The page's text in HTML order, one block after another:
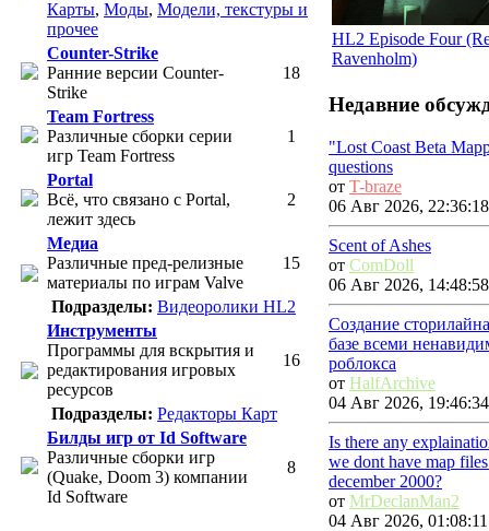
Карты, Моды, Модели, текстуры и
прочее
Counter-Strike
Ранние версии Counter-
Strike
18
Team Fortress
Различные сборки серии
игр Team Fortress
1
Portal
Всё, что связано с Portal,
лежит здесь
2
Медиа
Различные пред-релизные
материалы по играм Valve
15
Подразделы: Видеоролики HL2
Инструменты
Программы для вскрытия и
редактирования игровых
ресурсов
16
Подразделы: Редакторы Карт
Билды игр от Id Software
Различные сборки игр
(Quake, Doom 3) компании
Id Software
8
HL2 Episode Four
Ravenholm)
Недавние
"Lost Coast Beta
questions
от T-braze
06 Авг 2026, 22:36:18
Scent of Ashes
от ComDoll
06 Авг 2026, 14:48:58
Создание
базе всеми
роблокса
от HalfArchive
04 Авг 2026, 19:46:34
Is there any
we dont have map
december 2000?
от MrDeclanMan2
04 Авг 2026, 01:08:11